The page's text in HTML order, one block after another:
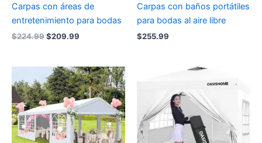
Carpas con áreas de
entretenimiento para bodas
$224.99Original
$224.99.
$209.99
$209.99.
Carpas con baños portátiles
para bodas al aire libre
$255.99